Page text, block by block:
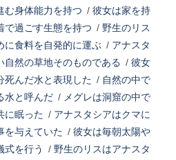
む身体能力を持つ / 彼女は家を持
で過ごす生態を持つ / 野生のリス
に食料を自発的に運ぶ / アナスタ
自然の草地そのものである / 彼女
死んだ水と表現した / 自然の中で
水と呼んだ / メグレは洞窟の中で
に眠った / アナスタシアはクマに
を与えていた / 彼女は毎朝太陽や
式を行う
/ 野生のリスはアナスタ